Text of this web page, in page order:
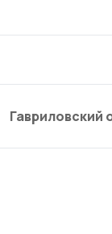
Гавриловский